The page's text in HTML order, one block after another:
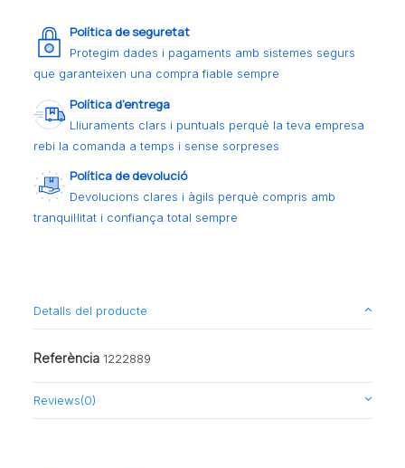
Política de seguretat
Protegim dades i pagaments amb sistemes segurs
que garanteixen una compra fiable sempre
Política d’entrega
Lliuraments clars i puntuals perquè la teva empresa
rebi la comanda a temps i sense sorpreses
Política de devolució
Devolucions clares i àgils perquè compris amb
tranquil·litat i confiança total sempre
Detalls del producte
Referència 1222889
Reviews(0)